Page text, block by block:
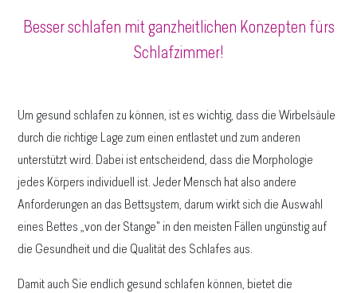
Besser schlafen mit ganzheitlichen Konzepten fürs
Schlafzimmer!
Um gesund schlafen zu können, ist es wichtig, dass die Wirbelsäule
durch die richtige Lage zum einen entlastet und zum anderen
unterstützt wird. Dabei ist entscheidend, dass die Morphologie
jedes Körpers individuell ist. Jeder Mensch hat also andere
Anforderungen an das Bettsystem, darum wirkt sich die Auswahl
eines Bettes „von der Stange" in den meisten Fällen ungünstig auf
die Gesundheit und die Qualität des Schlafes aus.
Damit auch Sie endlich gesund schlafen können, bietet die